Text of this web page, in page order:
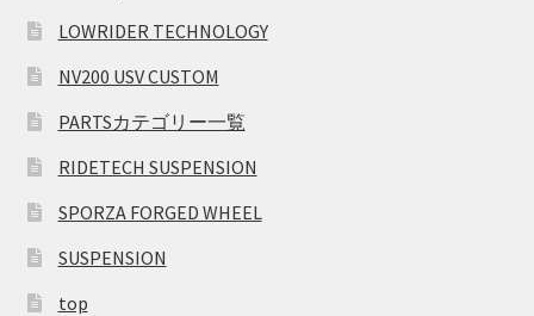
LOWRIDER TECHNOLOGY
NV200 USV CUSTOM
PARTSカテゴリー一覧
RIDETECH SUSPENSION
SPORZA FORGED WHEEL
SUSPENSION
top